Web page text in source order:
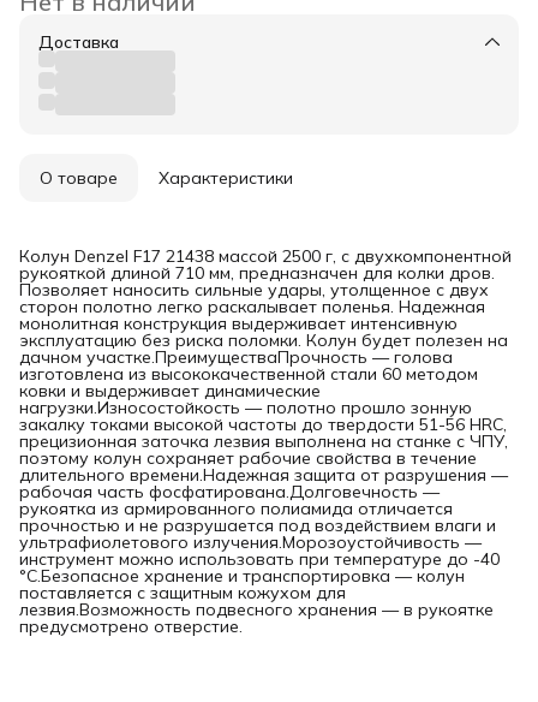
Доставка
О товаре Характеристики
Колун Denzel F17 21438 массой 2500 г, с двухкомпонентной
рукояткой длиной 710 мм, предназначен для колки дров.
Позволяет наносить сильные удары, утолщенное с двух
сторон полотно легко раскалывает поленья. Надежная
монолитная конструкция выдерживает интенсивную
эксплуатацию без риска поломки. Колун будет полезен на
дачном участке.ПреимуществаПрочность — голова
изготовлена из высококачественной стали 60 методом
ковки и выдерживает динамические
нагрузки.Износостойкость — полотно прошло зонную
закалку токами высокой частоты до твердости 51-56 HRC,
прецизионная заточка лезвия выполнена на станке с ЧПУ,
поэтому колун сохраняет рабочие свойства в течение
длительного времени.Надежная защита от разрушения —
рабочая часть фосфатирована.Долговечность —
рукоятка из армированного полиамида отличается
прочностью и не разрушается под воздействием влаги и
ультрафиолетового излучения.Морозоустойчивость —
инструмент можно использовать при температуре до -40
°C.Безопасное хранение и транспортировка — колун
поставляется с защитным кожухом для
лезвия.Возможность подвесного хранения — в рукоятке
предусмотрено отверстие.